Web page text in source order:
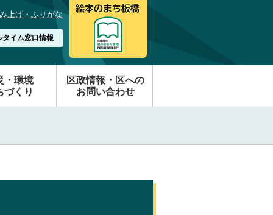
上げ・ふりがな
タイム窓口情報
・環境
づくり
区政情報・区への
お問い合わせ